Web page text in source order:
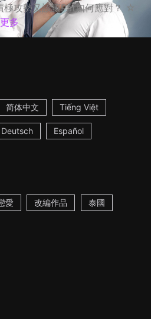
極攻勢又該讓Pat如何應對？ ☆
更多
简体中文 Tiếng Việt
Deutsch Español
愛 改編作品 泰國